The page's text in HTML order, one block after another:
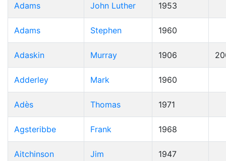
Adams John Luther 1953
Adams Stephen 1960
Adaskin Murray 1906
Adderley Mark 1960
Adès Thomas 1971
Agsteribbe Frank 1968
Aitchinson Jim 1947